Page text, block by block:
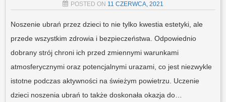
POSTED ON 11 CZERWCA, 2021
Noszenie ubrań przez dzieci to nie tylko kwestia estetyki, ale
przede wszystkim zdrowia i bezpieczeństwa. Odpowiednio
dobrany strój chroni ich przed zmiennymi warunkami
atmosferycznymi oraz potencjalnymi urazami, co jest niezwykle
istotne podczas aktywności na świeżym powietrzu. Uczenie
dzieci noszenia ubrań to także doskonała okazja do…